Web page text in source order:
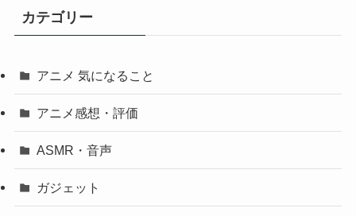
カテゴリー
アニメ 気になること
アニメ感想・評価
ASMR・音声
ガジェット